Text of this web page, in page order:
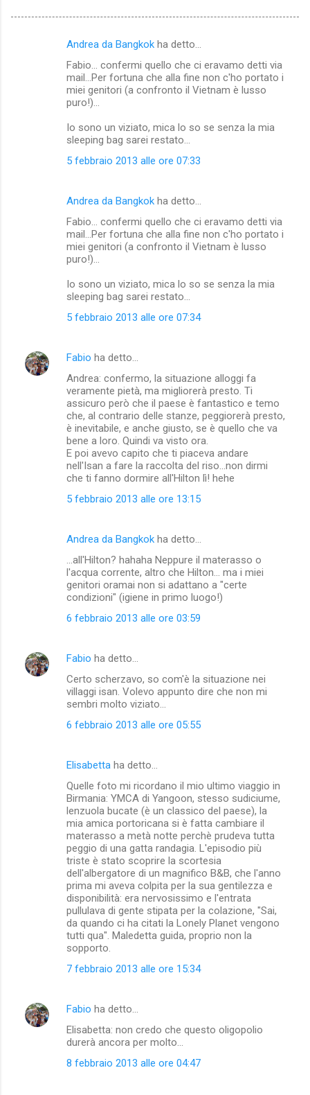
Andrea da Bangkok ha detto…
Fabio... confermi quello che ci eravamo detti via
mail...Per fortuna che alla fine non c'ho portato i
miei genitori (a confronto il Vietnam è lusso
puro!)...
Io sono un viziato, mica lo so se senza la mia
sleeping bag sarei restato...
5 febbraio 2013 alle ore 07:33
Andrea da Bangkok ha detto…
Fabio... confermi quello che ci eravamo detti via
mail...Per fortuna che alla fine non c'ho portato i
miei genitori (a confronto il Vietnam è lusso
puro!)...
Io sono un viziato, mica lo so se senza la mia
sleeping bag sarei restato...
5 febbraio 2013 alle ore 07:34
Fabio ha detto…
Andrea: confermo, la situazione alloggi fa
veramente pietà, ma migliorerà presto. Ti
assicuro però che il paese è fantastico e temo
che, al contrario delle stanze, peggiorerà presto,
è inevitabile, e anche giusto, se è quello che va
bene a loro. Quindi va visto ora.
E poi avevo capito che ti piaceva andare
nell'Isan a fare la raccolta del riso...non dirmi
che ti fanno dormire all'Hilton lì! hehe
5 febbraio 2013 alle ore 13:15
Andrea da Bangkok ha detto…
...all'Hilton? hahaha Neppure il materasso o
l'acqua corrente, altro che Hilton... ma i miei
genitori oramai non si adattano a "certe
condizioni" (igiene in primo luogo!)
6 febbraio 2013 alle ore 03:59
Fabio ha detto…
Certo scherzavo, so com'è la situazione nei
villaggi isan. Volevo appunto dire che non mi
sembri molto viziato...
6 febbraio 2013 alle ore 05:55
Elisabetta ha detto…
Quelle foto mi ricordano il mio ultimo viaggio in
Birmania: YMCA di Yangoon, stesso sudiciume,
lenzuola bucate (è un classico del paese), la
mia amica portoricana si è fatta cambiare il
materasso a metà notte perchè prudeva tutta
peggio di una gatta randagia. L'episodio più
triste è stato scoprire la scortesia
dell'albergatore di un magnifico B&B, che l'anno
prima mi aveva colpita per la sua gentilezza e
disponibilità: era nervosissimo e l'entrata
pullulava di gente stipata per la colazione, "Sai,
da quando ci ha citati la Lonely Planet vengono
tutti qua". Maledetta guida, proprio non la
sopporto.
7 febbraio 2013 alle ore 15:34
Fabio ha detto…
Elisabetta: non credo che questo oligopolio
durerà ancora per molto...
8 febbraio 2013 alle ore 04:47